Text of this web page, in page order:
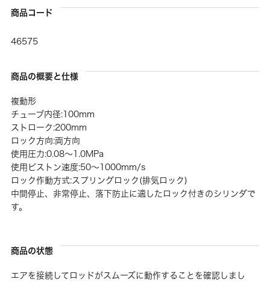
商品コード
46575
商品の概要と仕様
複動形
チューブ内径:100mm
ストローク:200mm
ロック方向:両方向
使用圧力:0.08～1.0MPa
使用ピストン速度:50～1000mm/s
ロック作動方式:スプリングロック(排気ロック)
中間停止、非常停止、落下防止に適したロック付きのシリンダで
す。
商品の状態
エアを接続してロッドがスムーズに動作することを確認しまし